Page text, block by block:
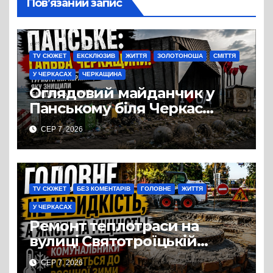
Пов’язаний запис
TV СЮЖЕТ ЕКСКЛЮЗИВ ЖИТТЯ ЗОЛОТОНОША СМІТТЯ
У ЧЕРКАСАХ ЧЕРКАЩИНА
Оглядовий майданчик у
Панському біля Черкас
перетворився на занедбане
сміттєзвалище
СЕР 7, 2026
TV СЮЖЕТ БЕЗ КОМЕНТАРІВ ГОЛОВНЕ ЖИТТЯ
У ЧЕРКАСАХ
Ремонт теплотраси на
вулиці Святотроїцькій
затягнувся порівняно із
СЕР 7, 2026